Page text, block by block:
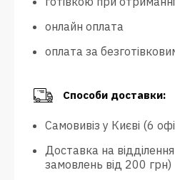
онлайн оплата
оплата за
Способи доставки:
Самовивіз у Києві (6
Доставка на
замовлень від 200 грн)